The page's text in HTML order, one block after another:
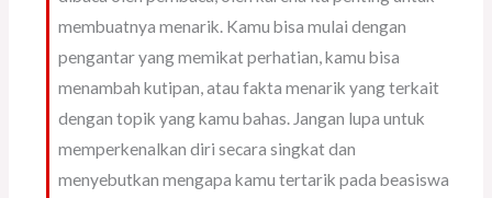
membuatnya menarik. Kamu bisa mulai dengan
pengantar yang memikat perhatian, kamu bisa
menambah kutipan, atau fakta menarik yang terkait
dengan topik yang kamu bahas. Jangan lupa untuk
memperkenalkan diri secara singkat dan
menyebutkan mengapa kamu tertarik pada beasiswa